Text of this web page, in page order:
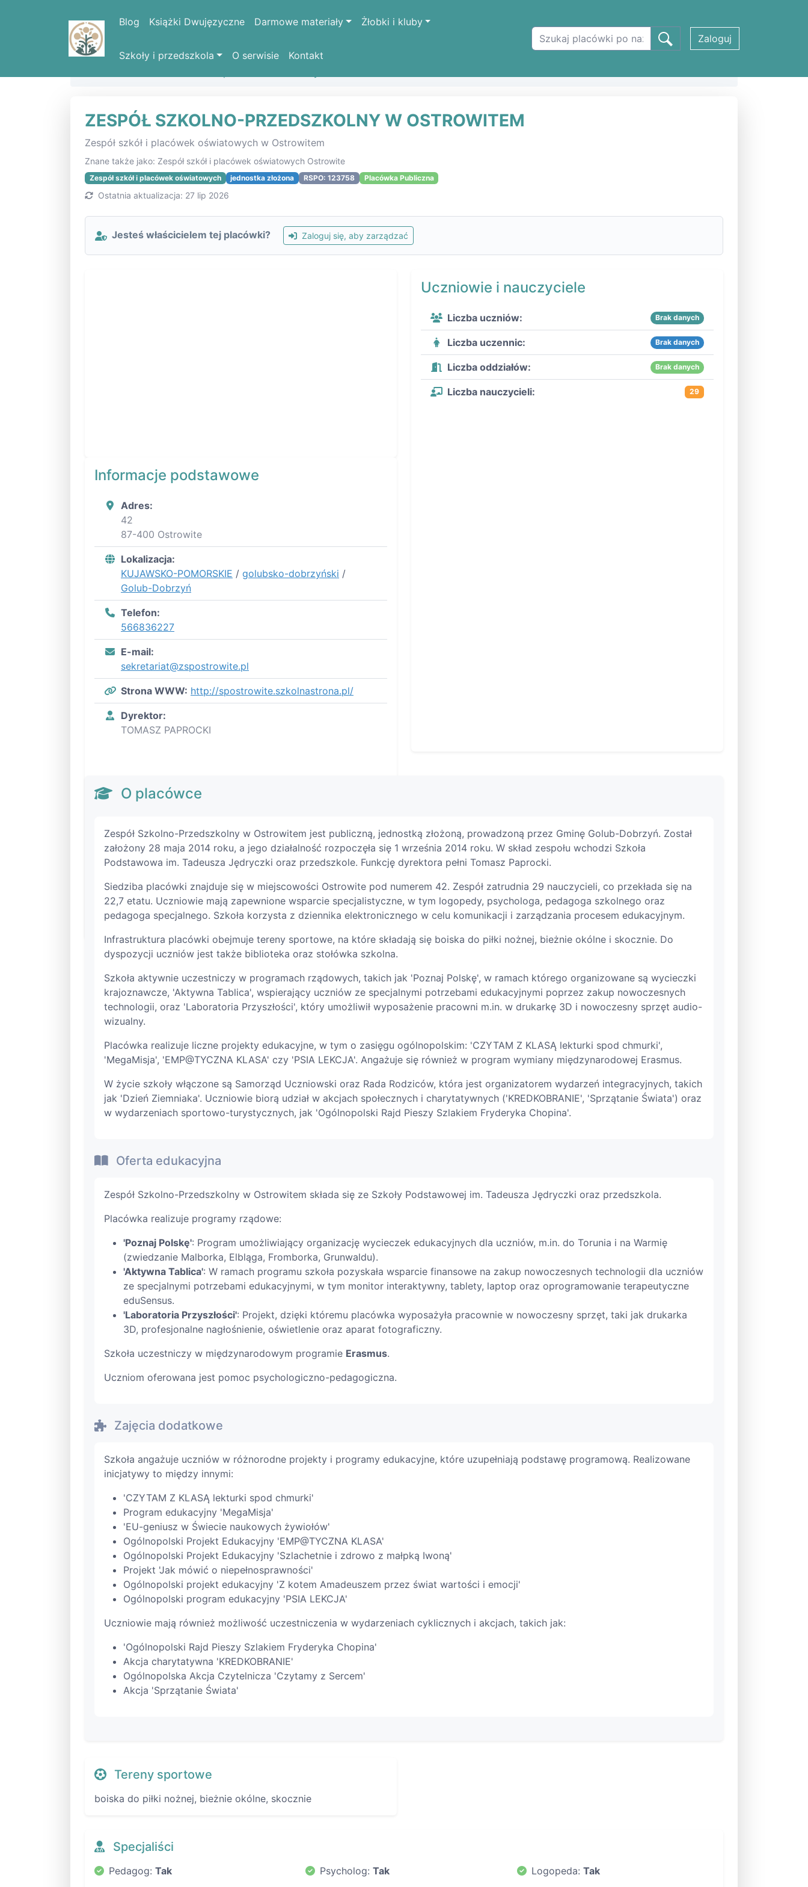
Blog Książki Dwujęzyczne Darmowe materiały Żłobki i kluby
Szkoły i przedszkola O serwisie Kontakt
Zaloguj
ZESPÓŁ SZKOLNO-PRZEDSZKOLNY W OSTROWITEM
Zespół szkół i placówek oświatowych w Ostrowitem
Znane także jako: Zespół szkół i placówek oświatowych Ostrowite
Zespół szkół i placówek oświatowych jednostka złożona RSPO: 123758 Placówka Publiczna
Ostatnia aktualizacja: 27 lip 2026
Jesteś właścicielem tej placówki? Zaloguj się, aby zarządzać
Informacje podstawowe
Adres:
42
87-400 Ostrowite
Lokalizacja:
KUJAWSKO-POMORSKIE / golubsko-dobrzyński /
Golub-Dobrzyń
Telefon:
566836227
E-mail:
sekretariat@zspostrowite.pl
Strona WWW: http://spostrowite.szkolnastrona.pl/
Dyrektor:
TOMASZ PAPROCKI
Uczniowie i nauczyciele
Liczba uczniów: Brak danych
Liczba uczennic: Brak danych
Liczba oddziałów: Brak danych
Liczba nauczycieli: 29
O placówce
Zespół Szkolno-Przedszkolny w Ostrowitem jest publiczną, jednostką złożoną, prowadzoną przez Gminę Golub-Dobrzyń. Został
założony 28 maja 2014 roku, a jego działalność rozpoczęła się 1 września 2014 roku. W skład zespołu wchodzi Szkoła
Podstawowa im. Tadeusza Jędryczki oraz przedszkole. Funkcję dyrektora pełni Tomasz Paprocki.
Siedziba placówki znajduje się w miejscowości Ostrowite pod numerem 42. Zespół zatrudnia 29 nauczycieli, co przekłada się na
22,7 etatu. Uczniowie mają zapewnione wsparcie specjalistyczne, w tym logopedy, psychologa, pedagoga szkolnego oraz
pedagoga specjalnego. Szkoła korzysta z dziennika elektronicznego w celu komunikacji i zarządzania procesem edukacyjnym.
Infrastruktura placówki obejmuje tereny sportowe, na które składają się boiska do piłki nożnej, bieżnie okólne i skocznie. Do
dyspozycji uczniów jest także biblioteka oraz stołówka szkolna.
Szkoła aktywnie uczestniczy w programach rządowych, takich jak 'Poznaj Polskę', w ramach którego organizowane są wycieczki
krajoznawcze, 'Aktywna Tablica', wspierający uczniów ze specjalnymi potrzebami edukacyjnymi poprzez zakup nowoczesnych
technologii, oraz 'Laboratoria Przyszłości', który umożliwił wyposażenie pracowni m.in. w drukarkę 3D i nowoczesny sprzęt audio-
wizualny.
Placówka realizuje liczne projekty edukacyjne, w tym o zasięgu ogólnopolskim: 'CZYTAM Z KLASĄ lekturki spod chmurki',
'MegaMisja', 'EMP@TYCZNA KLASA' czy 'PSIA LEKCJA'. Angażuje się również w program wymiany międzynarodowej Erasmus.
W życie szkoły włączone są Samorząd Uczniowski oraz Rada Rodziców, która jest organizatorem wydarzeń integracyjnych, takich
jak 'Dzień Ziemniaka'. Uczniowie biorą udział w akcjach społecznych i charytatywnych ('KREDKOBRANIE', 'Sprzątanie Świata') oraz
w wydarzeniach sportowo-turystycznych, jak 'Ogólnopolski Rajd Pieszy Szlakiem Fryderyka Chopina'.
Oferta edukacyjna
Zespół Szkolno-Przedszkolny w Ostrowitem składa się ze Szkoły Podstawowej im. Tadeusza Jędryczki oraz przedszkola.
Placówka realizuje programy rządowe:
'Poznaj Polskę': Program umożliwiający organizację wycieczek edukacyjnych dla uczniów, m.in. do Torunia i na Warmię
(zwiedzanie Malborka, Elbląga, Fromborka, Grunwaldu).
'Aktywna Tablica': W ramach programu szkoła pozyskała wsparcie finansowe na zakup nowoczesnych technologii dla uczniów
ze specjalnymi potrzebami edukacyjnymi, w tym monitor interaktywny, tablety, laptop oraz oprogramowanie terapeutyczne
eduSensus.
'Laboratoria Przyszłości': Projekt, dzięki któremu placówka wyposażyła pracownie w nowoczesny sprzęt, taki jak drukarka
3D, profesjonalne nagłośnienie, oświetlenie oraz aparat fotograficzny.
Szkoła uczestniczy w międzynarodowym programie Erasmus.
Uczniom oferowana jest pomoc psychologiczno-pedagogiczna.
Zajęcia dodatkowe
Szkoła angażuje uczniów w różnorodne projekty i programy edukacyjne, które uzupełniają podstawę programową. Realizowane
inicjatywy to między innymi:
'CZYTAM Z KLASĄ lekturki spod chmurki'
Program edukacyjny 'MegaMisja'
'EU-geniusz w Świecie naukowych żywiołów'
Ogólnopolski Projekt Edukacyjny 'EMP@TYCZNA KLASA'
Ogólnopolski Projekt Edukacyjny 'Szlachetnie i zdrowo z małpką Iwoną'
Projekt 'Jak mówić o niepełnosprawności'
Ogólnopolski projekt edukacyjny 'Z kotem Amadeuszem przez świat wartości i emocji'
Ogólnopolski program edukacyjny 'PSIA LEKCJA'
Uczniowie mają również możliwość uczestniczenia w wydarzeniach cyklicznych i akcjach, takich jak:
'Ogólnopolski Rajd Pieszy Szlakiem Fryderyka Chopina'
Akcja charytatywna 'KREDKOBRANIE'
Ogólnopolska Akcja Czytelnicza 'Czytamy z Sercem'
Akcja 'Sprzątanie Świata'
Tereny sportowe
boiska do piłki nożnej, bieżnie okólne, skocznie
Specjaliści
Pedagog: Tak Psycholog:Tak Logopeda: Tak